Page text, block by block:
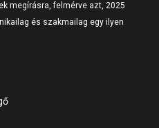
megírásra, felmérve azt, 2025
és szakmailag egy ilyen